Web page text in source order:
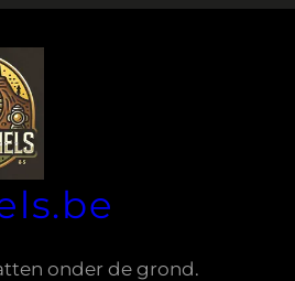
onder de grond.